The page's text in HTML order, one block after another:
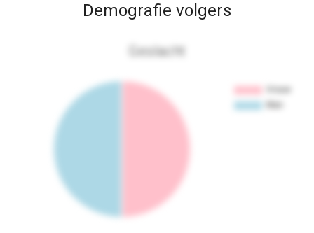
Demografie volgers
Geslacht